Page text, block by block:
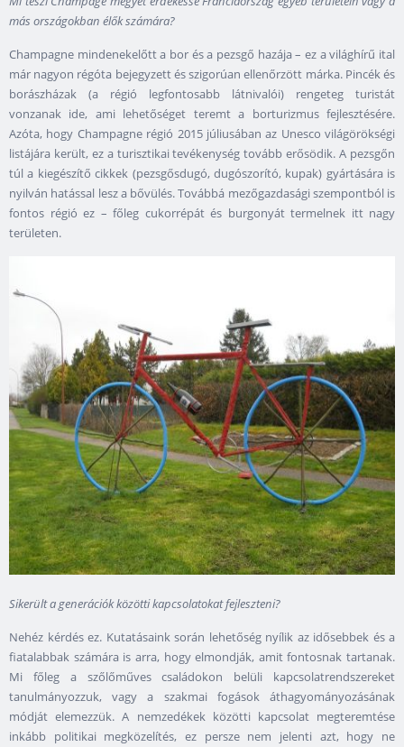
más országokban élők számára?
Champagne mindenekelőtt a bor és a pezsgő hazája – ez a világhírű ital
már nagyon régóta bejegyzett és szigorúan ellenőrzött márka. Pincék és
borászházak (a régió legfontosabb látnivalói) rengeteg turistát
vonzanak ide, ami lehetőséget teremt a borturizmus fejlesztésére.
Azóta, hogy Champagne régió 2015 júliusában az Unesco világörökségi
listájára került, ez a turisztikai tevékenység tovább erősödik. A pezsgőn
túl a kiegészítő cikkek (pezsgősdugó, dugószorító, kupak) gyártására is
nyilván hatással lesz a bővülés. Továbbá mezőgazdasági szempontból is
fontos régió ez – főleg cukorrépát és burgonyát termelnek itt nagy
területen.
Sikerült a generációk közötti kapcsolatokat fejleszteni?
Nehéz kérdés ez. Kutatásaink során lehetőség nyílik az idősebbek és a
fiatalabbak számára is arra, hogy elmondják, amit fontosnak tartanak.
Mi főleg a szőlőműves családokon belüli kapcsolatrendszereket
tanulmányozzuk, vagy a szakmai fogások áthagyományozásának
módját elemezzük. A nemzedékek közötti kapcsolat megteremtése
inkább politikai megközelítés, ez persze nem jelenti azt, hogy ne